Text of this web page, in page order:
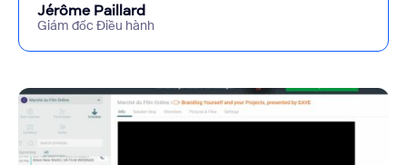
Jérôme Paillard
Giám đốc Điều hành